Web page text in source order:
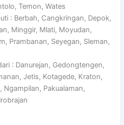
Temon, Wates
: Berbah, Cangkringan, Depok,
Minggir, Mlati, Moyudan,
Prambanan, Seyegan, Sleman,
: Danurejan, Gedongtengen,
Jetis, Kotagede, Kraton,
Pakualaman,